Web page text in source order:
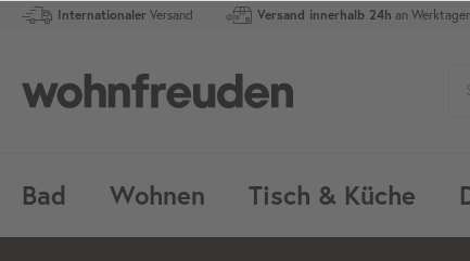
Internationaler Versand Versand innerhalb 24h an
Bad Wohnen Tisch & Küche